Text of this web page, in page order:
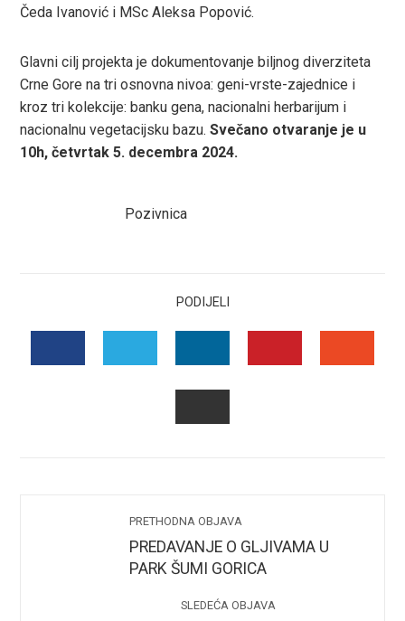
Čeda Ivanović i MSc Aleksa Popović.
Glavni cilj projekta je dokumentovanje biljnog diverziteta
Crne Gore na tri osnovna nivoa: geni-vrste-zajednice i
kroz tri kolekcije: banku gena, nacionalni herbarijum i
nacionalnu vegetacijsku bazu.Svečano otvaranje je u
10h, četvrtak 5. decembra 2024.
Pozivnica
PODIJELI
PRETHODNA OBJAVA
PREDAVANJE O GLJIVAMA U
PARK ŠUMI GORICA
SLEDEĆA OBJAVA